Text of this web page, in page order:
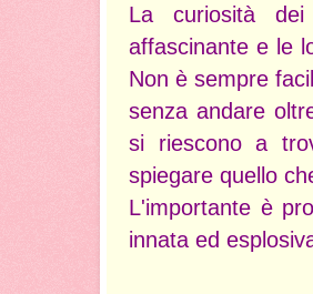
La curiosità
affascinante e le
Non è sempre
senza andare
si riescono a
spiegare quello
L'importante è
innata ed